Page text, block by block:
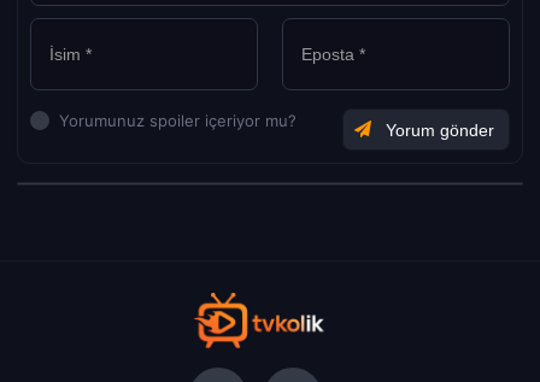
Yorumunuz spoiler içeriyor mu?